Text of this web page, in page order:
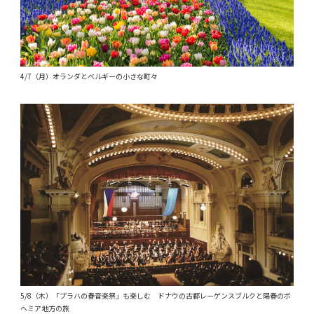
4/7（月）オランダとベルギーの小さな町々
5/8（木）「プラハの春音楽祭」も楽しむ ドナウの古都レーゲンスブルクと陽春のボ
ヘミア地方の旅